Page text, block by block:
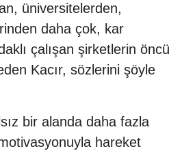
üniversitelerden,
daha çok, kar
çalışan şirketlerin öncü
Kacır, sözlerini şöyle
bir alanda daha fazla
hareket